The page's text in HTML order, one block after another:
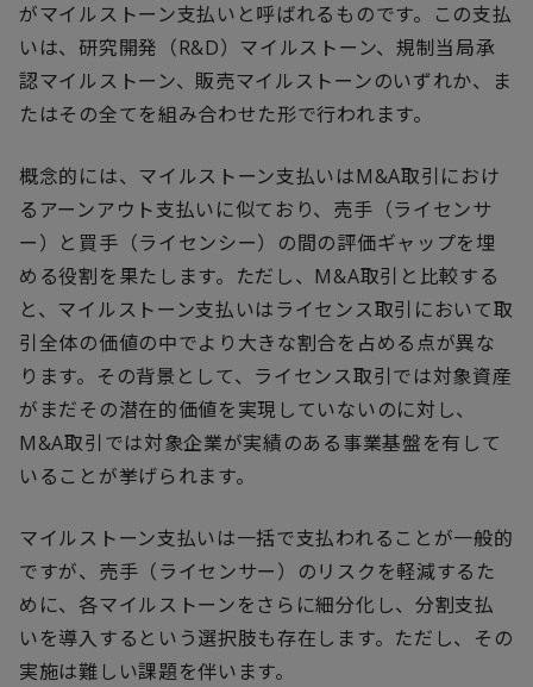
がマイルストーン支払いと呼ばれるものです。この支払
いは、研究開発（R&D）マイルストーン、規制当局承
認マイルストーン、販売マイルストーンのいずれか、ま
たはその全てを組み合わせた形で行われます。
概念的には、マイルストーン支払いはM&A取引におけ
るアーンアウト支払いに似ており、売手（ライセンサ
ー）と買手（ライセンシー）の間の評価ギャップを埋
める役割を果たします。ただし、M&A取引と比較する
と、マイルストーン支払いはライセンス取引において取
引全体の価値の中でより大きな割合を占める点が異な
ります。その背景として、ライセンス取引では対象資産
がまだその潜在的価値を実現していないのに対し、
M&A取引では対象企業が実績のある事業基盤を有して
いることが挙げられます。
マイルストーン支払いは一括で支払われることが一般的
ですが、売手（ライセンサー）のリスクを軽減するた
めに、各マイルストーンをさらに細分化し、分割支払
いを導入するという選択肢も存在します。ただし、その
実施は難しい課題を伴います。